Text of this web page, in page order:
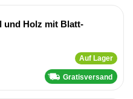
und Holz mit Blatt-
Auf Lager
Gratisversand